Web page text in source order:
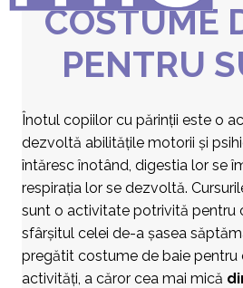
COSTUME
PENTRU
Înotul copiilor cu părinții este o
dezvoltă abilitățile motorii și
întăresc înotând, digestia lor se
respirația lor se dezvoltă.
sunt o activitate potrivită pentru
sfârșitul celei de-a șasea
pregătit costume de baie pentru
activități, a căror cea mai mică